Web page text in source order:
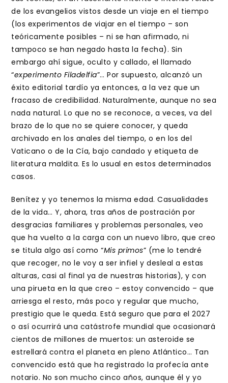
de los evangelios vistos desde un viaje en el tiempo
(los experimentos de viajar en el tiempo – son
teóricamente posibles – ni se han afirmado, ni
tampoco se han negado hasta la fecha). Sin
embargo ahí sigue, oculto y callado, el llamado
“experimento Filadelfia”… Por supuesto, alcanzó un
éxito editorial tardío ya entonces, a la vez que un
fracaso de credibilidad. Naturalmente, aunque no sea
nada natural. Lo que no se reconoce, a veces, va del
brazo de lo que no se quiere conocer, y queda
archivado en los anales del tiempo, o en los del
Vaticano o de la Cía, bajo candado y etiqueta de
literatura maldita. Es lo usual en estos determinados
casos.
Benítez y yo tenemos la misma edad. Casualidades
de la vida… Y, ahora, tras años de postración por
desgracias familiares y problemas personales, veo
que ha vuelto a la carga con un nuevo libro, que creo
se titula algo así como “Mis primos” (me lo tendré
que recoger, no le voy a ser infiel y desleal a estas
alturas, casi al final ya de nuestras historias), y con
una pirueta en la que creo – estoy convencido – que
arriesga el resto, más poco y regular que mucho,
prestigio que le queda. Está seguro que para el 2027
o así ocurrirá una catástrofe mundial que ocasionará
cientos de millones de muertos: un asteroide se
estrellará contra el planeta en pleno Atlántico… Tan
convencido está que ha registrado la profecía ante
notario. No son mucho cinco años, aunque él y yo